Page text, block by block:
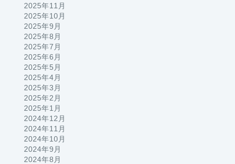
2025年11月
2025年10月
2025年9月
2025年8月
2025年7月
2025年6月
2025年5月
2025年4月
2025年3月
2025年2月
2025年1月
2024年12月
2024年11月
2024年10月
2024年9月
2024年8月